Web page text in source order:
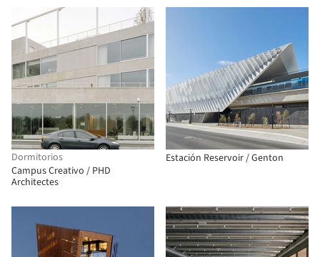
Dormitorios
Campus Creativo / PHD
Architectes
Estación Reservoir / Genton